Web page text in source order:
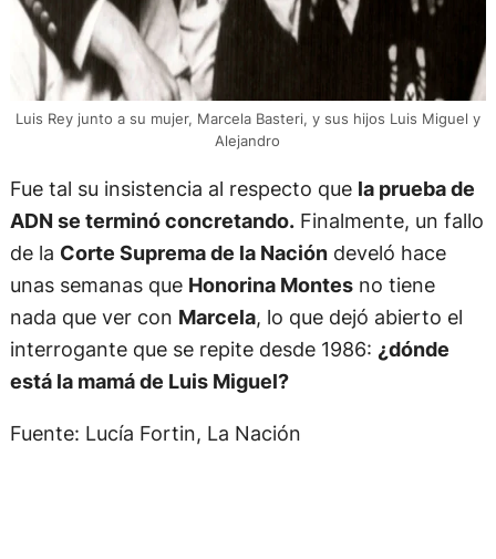
Luis Rey junto a su mujer, Marcela Basteri, y sus hijos Luis Miguel y
Alejandro
Fue tal su insistencia al respecto que la prueba de
ADN se terminó concretando.Finalmente, un fallo
de la Corte Suprema de la Nacióndeveló hace
unas semanas que Honorina Montesno tiene
nada que ver con Marcela, lo que dejó abierto el
interrogante que se repite desde 1986: ¿dónde
está la mamá de Luis Miguel?
Fuente: Lucía Fortin, La Nación